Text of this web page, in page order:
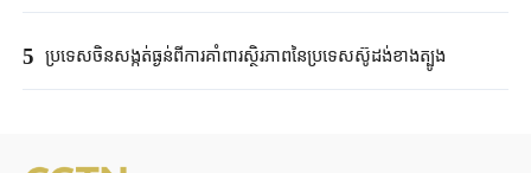
5 ប្រទេសចិនសង្កត់ធ្ងន់ពីការគាំពារស្ថិរភាពនៃប្រទេសស៊ូដង់ខាងត្បូង